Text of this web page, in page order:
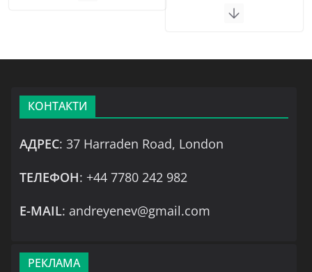
КОНТАКТИ
АДРЕС: 37 Harraden Road, London
ТЕЛЕФОН: +44 7780 242 982
Е-MAIL: andreyenev@gmail.com
РЕКЛАМА